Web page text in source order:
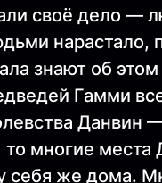
своё дело —
нарастало,
знают об
Гамми
многие
же дома.